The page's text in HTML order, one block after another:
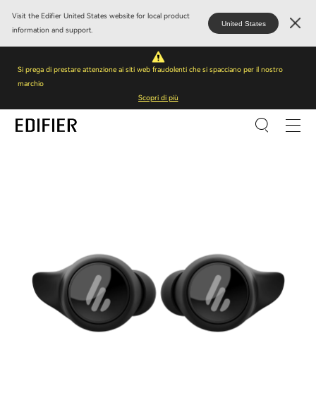
Visit the Edifier United States website for local product
information and support.
United States
Si prega di prestare attenzione ai siti web fraudolenti che si spacciano per il nostro
marchio
Scopri di più